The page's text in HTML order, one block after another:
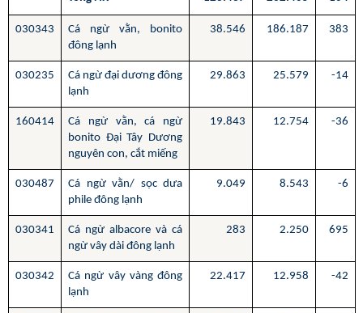
030343
Cá ngừ vằn, bonito
đông lạnh
38.546 186.187 383
030235
Cá ngừ đại dương đông
lạnh
29.863 25.579 -14
160414
Cá ngừ vằn, cá ngừ
bonito Đại Tây Dương
nguyên con, cắt miếng
19.843 12.754 -36
030487
Cá ngừ vằn/ sọc dưa
phile đông lạnh
9.049 8.543 -6
030341
Cá ngừ albacore và cá
ngừ vây dài đông lạnh
283 2.250 695
030342
Cá ngừ vây vàng đông
lạnh
22.417 12.958 -42